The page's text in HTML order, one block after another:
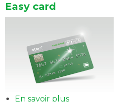
Easy card
En savoir plus